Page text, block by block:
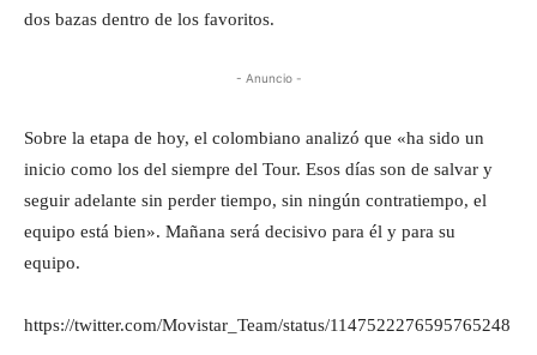
dos bazas dentro de los favoritos.
- Anuncio -
Sobre la etapa de hoy, el colombiano analizó que «ha sido un
inicio como los del siempre del Tour. Esos días son de salvar y
seguir adelante sin perder tiempo, sin ningún contratiempo, el
equipo está bien». Mañana será decisivo para él y para su
equipo.
https://twitter.com/Movistar_Team/status/1147522276595765248